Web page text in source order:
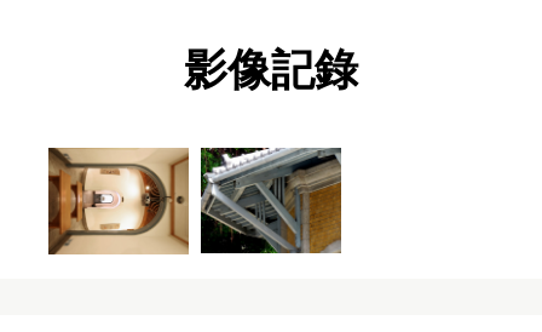
影像記錄